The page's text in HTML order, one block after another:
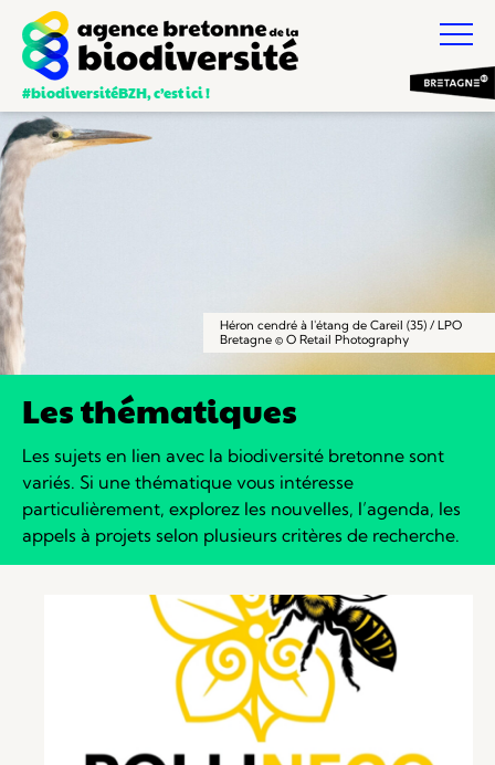
#biodiversitéBZH, c’est ici !
Héron cendré à l'étang de Careil (35) / LPO
Bretagne © O Retail Photography
Les thématiques
Les sujets en lien avec la biodiversité bretonne sont
variés. Si une thématique vous intéresse
particulièrement, explorez les nouvelles, l’agenda, les
appels à projets selon plusieurs critères de recherche.